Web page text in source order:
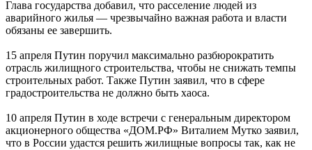
Глава государства добавил, что расселение людей из
аварийного жилья — чрезвычайно важная работа и власти
обязаны ее завершить.
15 апреля Путин поручил максимально разбюрократить
отрасль жилищного строительства, чтобы не снижать темпы
строительных работ. Также Путин заявил, что в сфере
градостроительства не должно быть хаоса.
10 апреля Путин в ходе встречи с генеральным директором
акционерного общества «ДОМ.РФ» Виталием Мутко заявил,
что в России удастся решить жилищные вопросы так, как не